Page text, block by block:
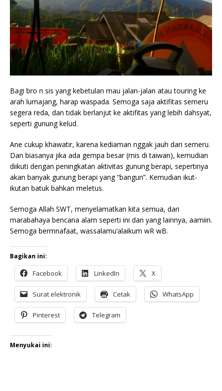
Bagi bro n sis yang kebetulan mau jalan-jalan atau touring ke
arah lumajang, harap waspada. Semoga saja aktifitas semeru
segera reda, dan tidak berlanjut ke aktifitas yang lebih dahsyat,
seperti gunung kelud.
Ane cukup khawatir, karena kediaman nggak jauh dari semeru.
Dan biasanya jika ada gempa besar (mis di taiwan), kemudian
diikuti dengan peningkatan aktivitas gunung berapi, sepertinya
akan banyak gunung berapi yang “bangun”. Kemudian ikut-
ikutan batuk bahkan meletus.
Semoga Allah SWT, menyelamatkan kita semua, dari
marabahaya bencana alam seperti ini dan yang lainnya, aamiin.
Semoga bermnafaat, wassalamu’alaikum wR wB.
Bagikan ini:
Facebook LinkedIn X
Surat elektronik Cetak WhatsApp
Pinterest Telegram
Menyukai ini: